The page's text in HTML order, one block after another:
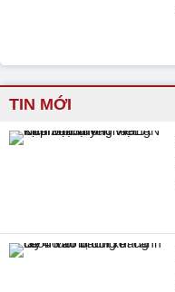
TIN MỚI